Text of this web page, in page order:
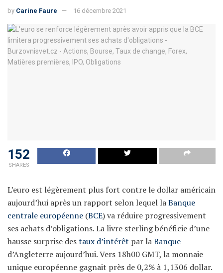
by Carine Faure 16 décembre 2021
152
SHARES
L’euro est légèrement plus fort contre le dollar américain
aujourd’hui après un rapport selon lequel laBanque
centrale européenne (BCE) va réduire progressivement
ses achats d’obligations. La livre sterling bénéficie d’une
hausse surprise destaux d’intérêt par laBanque
d’Angleterre aujourd’hui. Vers 18h00 GMT, la monnaie
unique européenne gagnait près de 0,2% à 1,1306 dollar.